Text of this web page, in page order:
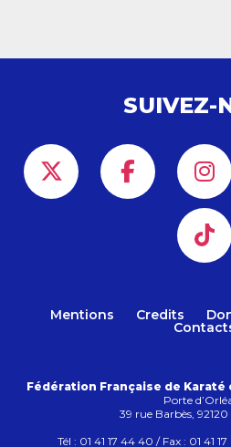
SUIVEZ-
Mentions Credits
Fédération Française de
Porte
39 rue Barbès,
Tél : 01 41 17 44 40 / Fax : 01 41